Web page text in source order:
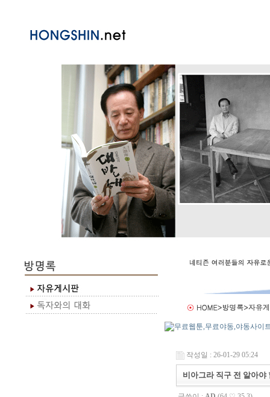
작성일 : 26-01-29 05:24
비아그라 직구 전 알아야